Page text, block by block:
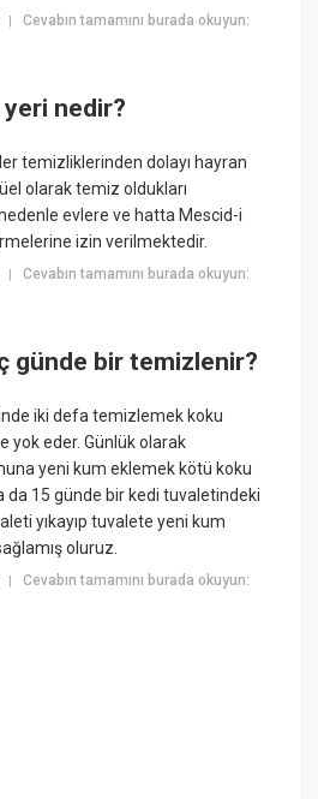
|Cevabın tamamını burada okuyun:
nedir?
temizliklerinden dolayı hayran
olarak temiz oldukları
evlere ve hatta Mescid-i
izin verilmektedir.
|Cevabın tamamını burada okuyun:
günde bir temizlenir?
iki defa temizlemek koku
yok eder. Günlük olarak
yeni kum eklemek kötü koku
da 15 günde bir kedi tuvaletindeki
yıkayıp tuvalete yeni kum
oluruz.
|Cevabın tamamını burada okuyun: